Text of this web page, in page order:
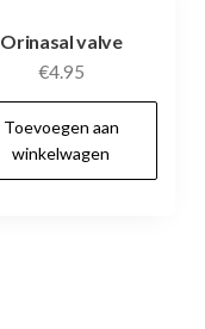
Orinasal valve
€4.95
Toevoegen aan
winkelwagen